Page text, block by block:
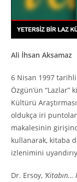
Ali İhsan Aksamaz
6 Nisan 1997
Özgün’ün “Lazlar”
Kültürü
oldukça iri
makalesinin
kullanarak, kitaba
izlenimini
Dr. Ersoy,